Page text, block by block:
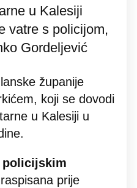
u Kalesiji
vatre s policijom,
Gordeljević
županije
koji se dovodi
u Kalesiji u
policijskim
prije